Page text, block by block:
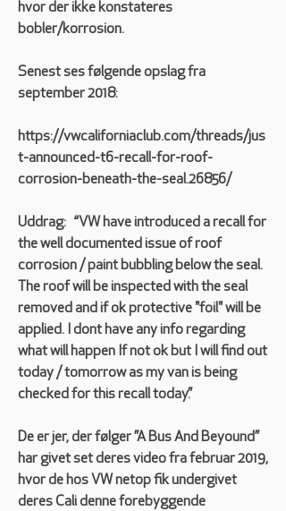
hvor der ikke konstateres
bobler/korrosion.
Senest ses følgende opslag fra
september 2018:
https://vwcaliforniaclub.com/threads/jus
t-announced-t6-recall-for-roof-
corrosion-beneath-the-seal.26856/
Uddrag:   “VW have introduced a recall for
the well documented issue of roof
corrosion / paint bubbling below the seal.
The roof will be inspected with the seal
removed and if ok protective "foil" will be
applied. I dont have any info regarding
what will happen If not ok but I will find out
today / tomorrow as my van is being
checked for this recall today.”
De er jer, der følger ”A Bus And Beyound”
har givet set deres video fra februar 2019,
hvor de hos VW netop fik undergivet
deres Cali denne forebyggende